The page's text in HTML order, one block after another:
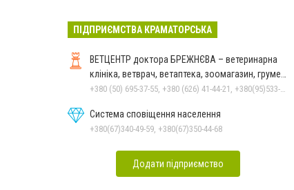
ПІДПРИЄМСТВА КРАМАТОРСЬКА
ВЕТЦЕНТР доктора БРЕЖНЄВА – ветеринарна
клініка, ветврач, ветаптека, зоомагазин, грумер,
стрижки.
+380 (50) 695-37-55, +380 (626) 41-44-21, +380(95)533-90-03
Система сповіщення населення
+380(67)340-49-59, +380(67)350-44-68
Додати підприємство